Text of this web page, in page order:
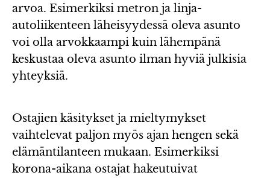
arvoa. Esimerkiksi metron ja linja-
autoliikenteen läheisyydessä oleva asunto
voi olla arvokkaampi kuin lähempänä
keskustaa oleva asunto ilman hyviä julkisia
yhteyksiä.
Ostajien käsitykset ja mieltymykset
vaihtelevat paljon myös ajan hengen sekä
elämäntilanteen mukaan. Esimerkiksi
korona-aikana ostajat hakeutuivat